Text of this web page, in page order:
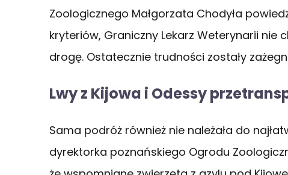
Zoologicznego Małgorzata Chodyła
kryteriów, Graniczny Lekarz Weterynarii nie
drogę. Ostatecznie trudności zostały
Lwy z Kijowa i Odessy
Sama podróż również nie należała do
dyrektorka poznańskiego Ogrodu